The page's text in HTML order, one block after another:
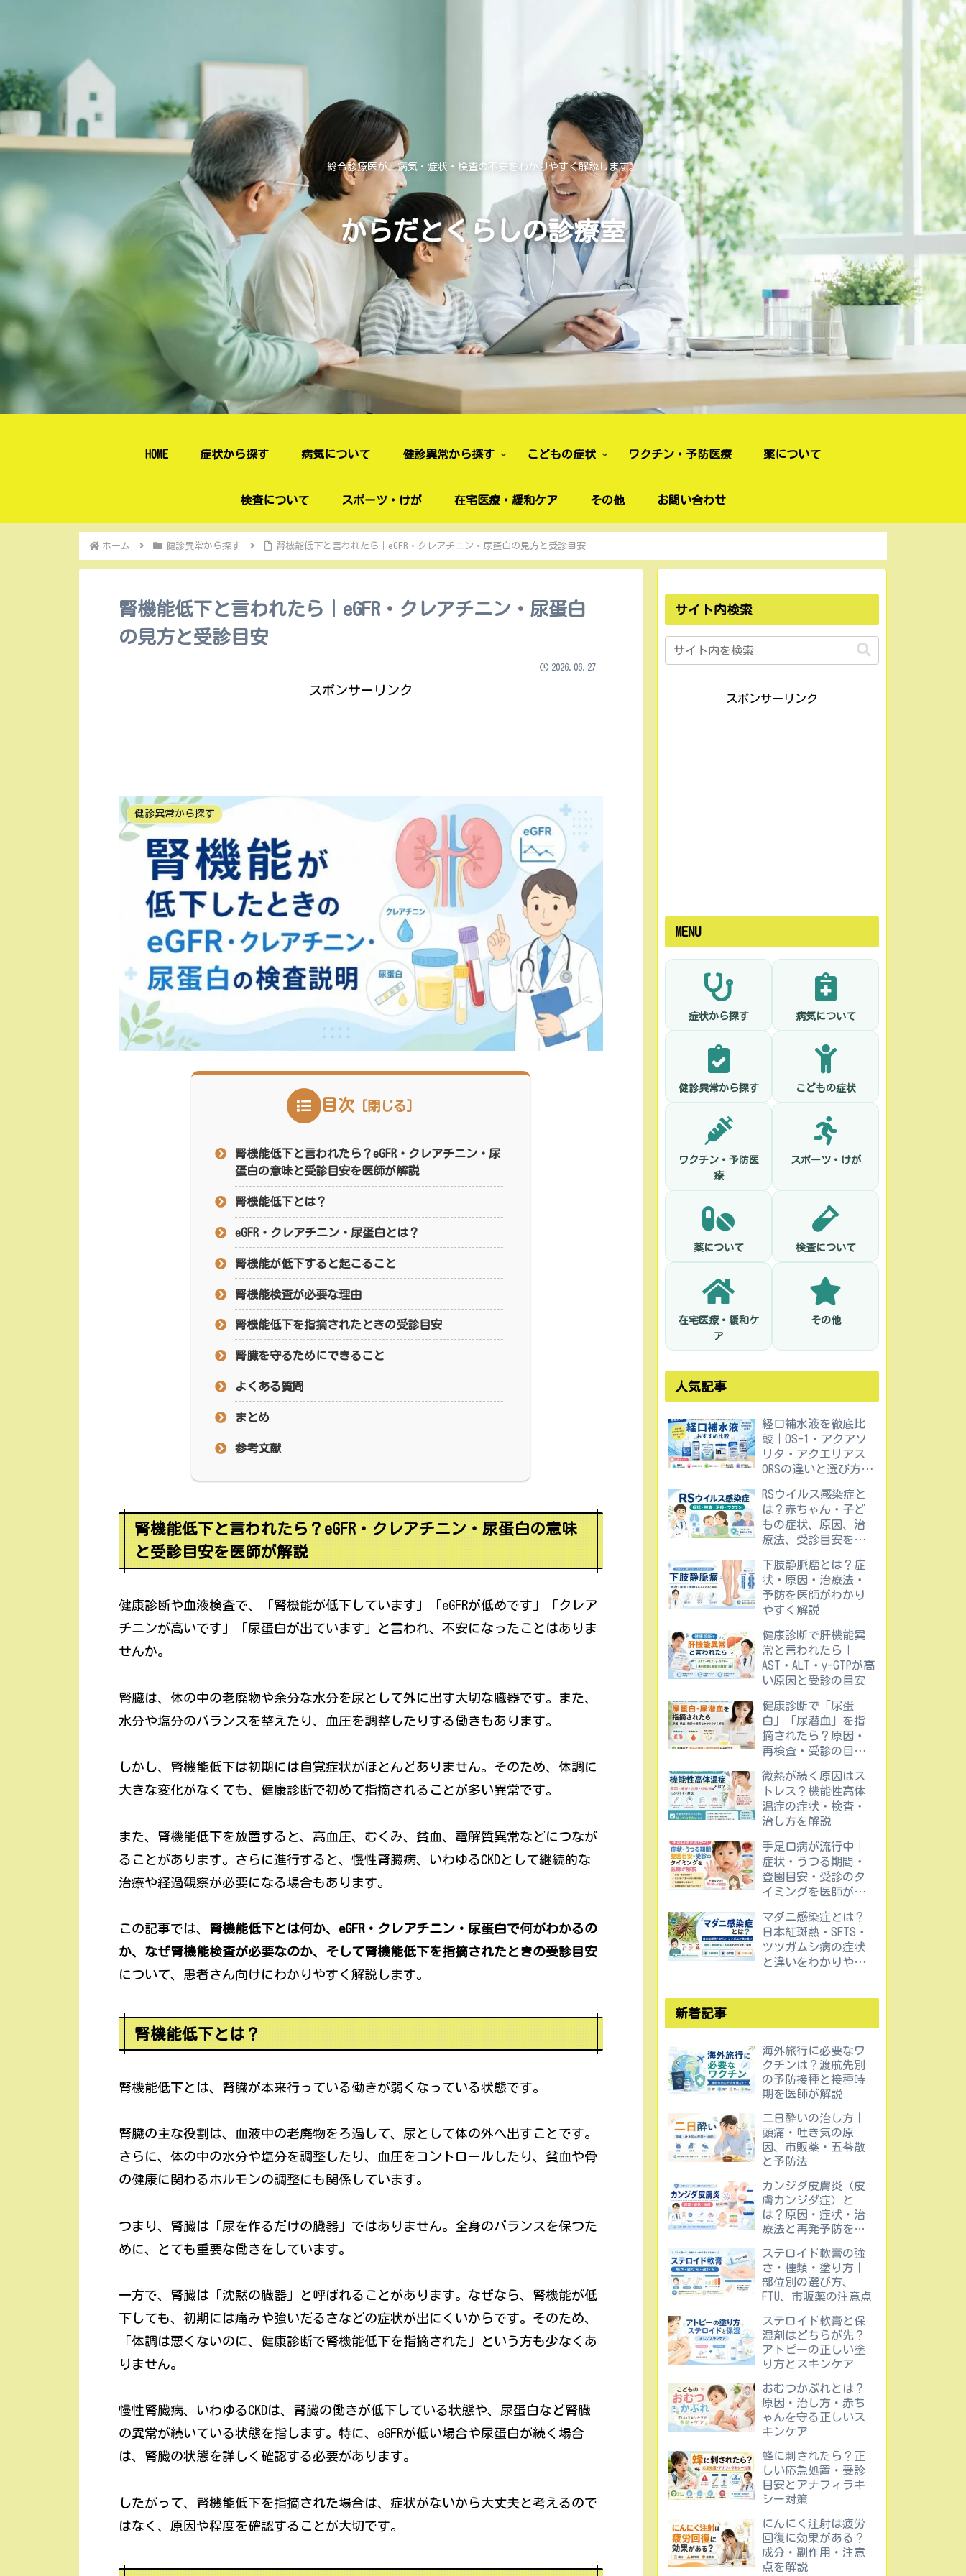
総合診療医が、病気・症状・検査の不安をわかりやすく解説します。
からだとくらしの診療室
HOME 症状から探す 病気について 健診異常から探す こどもの症状 ワクチン・予防医療 薬について
検査について スポーツ・けが 在宅医療・緩和ケア その他 お問い合わせ
ホーム 健診異常から探す 腎機能低下と言われたら｜eGFR・クレアチニン・尿蛋白の見方と受診目安
腎機能低下と言われたら｜eGFR・クレアチニン・尿蛋白
の見方と受診目安
2026.06.27
スポンサーリンク
健診異常から探す
目次
腎機能低下と言われたら？eGFR・クレアチニン・尿
蛋白の意味と受診目安を医師が解説
腎機能低下とは？
eGFR・クレアチニン・尿蛋白とは？
腎機能が低下すると起こること
腎機能検査が必要な理由
腎機能低下を指摘されたときの受診目安
腎臓を守るためにできること
よくある質問
まとめ
参考文献
腎機能低下と言われたら？eGFR・クレアチニン・尿蛋白の意味
と受診目安を医師が解説
健康診断や血液検査で、「腎機能が低下しています」「eGFRが低めです」「クレア
チニンが高いです」「尿蛋白が出ています」と言われ、不安になったことはありま
せんか。
腎臓は、体の中の老廃物や余分な水分を尿として外に出す大切な臓器です。また、
水分や塩分のバランスを整えたり、血圧を調整したりする働きもあります。
しかし、腎機能低下は初期には自覚症状がほとんどありません。そのため、体調に
大きな変化がなくても、健康診断で初めて指摘されることが多い異常です。
また、腎機能低下を放置すると、高血圧、むくみ、貧血、電解質異常などにつなが
ることがあります。さらに進行すると、慢性腎臓病、いわゆるCKDとして継続的な
治療や経過観察が必要になる場合もあります。
この記事では、 腎機能低下とは何か、eGFR・クレアチニン・尿蛋白で何がわかるの
か、なぜ腎機能検査が必要なのか、そして腎機能低下を指摘されたときの受診目安
について、患者さん向けにわかりやすく解説します。
腎機能低下とは？
腎機能低下とは、腎臓が本来行っている働きが弱くなっている状態です。
腎臓の主な役割は、血液中の老廃物をろ過して、尿として体の外へ出すことです。
さらに、体の中の水分や塩分を調整したり、血圧をコントロールしたり、貧血や骨
の健康に関わるホルモンの調整にも関係しています。
つまり、腎臓は「尿を作るだけの臓器」ではありません。全身のバランスを保つた
めに、とても重要な働きをしています。
一方で、腎臓は「沈黙の臓器」と呼ばれることがあります。なぜなら、腎機能が低
下しても、初期には痛みや強いだるさなどの症状が出にくいからです。そのため、
「体調は悪くないのに、健康診断で腎機能低下を指摘された」という方も少なくあ
りません。
慢性腎臓病、いわゆるCKDは、腎臓の働きが低下している状態や、尿蛋白など腎臓
の異常が続いている状態を指します。特に、eGFRが低い場合や尿蛋白が続く場合
は、腎臓の状態を詳しく確認する必要があります。
したがって、腎機能低下を指摘された場合は、症状がないから大丈夫と考えるので
はなく、原因や程度を確認することが大切です。
サイト内検索
スポンサーリンク
MENU
症状から探す 病気について
健診異常から探す こどもの症状
ワクチン・予防医
療
スポーツ・けが
薬について 検査について
在宅医療・緩和ケ
ア
その他
人気記事
経口補水液を徹底比
較｜OS-1・アクアソ
リタ・アクエリアス
ORSの違いと選び方を
RSウイルス感染症と
は？赤ちゃん・子ど
もの症状、原因、治
療法、受診目安を医
下肢静脈瘤とは？症
状・原因・治療法・
予防を医師がわかり
やすく解説
健康診断で肝機能異
常と言われたら｜
AST・ALT・γ-GTPが高
い原因と受診の目安
健康診断で「尿蛋
白」「尿潜血」を指
摘されたら？原因・
再検査・受診の目安
微熱が続く原因はス
トレス？機能性高体
温症の症状・検査・
治し方を解説
手足口病が流行中｜
症状・うつる期間・
登園目安・受診のタ
イミングを医師が解
マダニ感染症とは？
日本紅斑熱・SFTS・
ツツガムシ病の症状
と違いをわかりやす
新着記事
海外旅行に必要なワ
クチンは？渡航先別
の予防接種と接種時
期を医師が解説
二日酔いの治し方｜
頭痛・吐き気の原
因、市販薬・五苓散
と予防法
カンジダ皮膚炎（皮
膚カンジダ症）と
は？原因・症状・治
療法と再発予防を医
ステロイド軟膏の強
さ・種類・塗り方｜
部位別の選び方、
FTU、市販薬の注意点
ステロイド軟膏と保
湿剤はどちらが先？
アトピーの正しい塗
り方とスキンケア
おむつかぶれとは？
原因・治し方・赤ち
ゃんを守る正しいス
キンケア
蜂に刺されたら？正
しい応急処置・受診
目安とアナフィラキ
シー対策
にんにく注射は疲労
回復に効果がある？
成分・副作用・注意
点を解説